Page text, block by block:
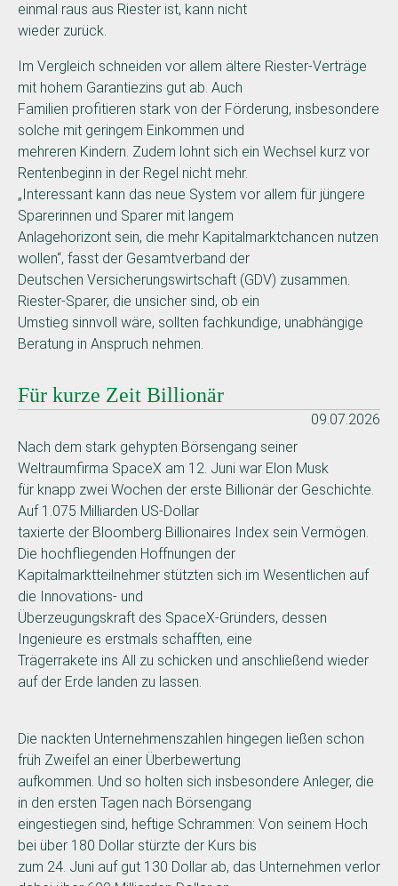
einmal raus aus Riester ist, kann nicht
wieder zurück.
Im Vergleich schneiden vor allem ältere Riester-Verträge
mit hohem Garantiezins gut ab. Auch
Familien profitieren stark von der Förderung, insbesondere
solche mit geringem Einkommen und
mehreren Kindern. Zudem lohnt sich ein Wechsel kurz vor
Rentenbeginn in der Regel nicht mehr.
„Interessant kann das neue System vor allem für jüngere
Sparerinnen und Sparer mit langem
Anlagehorizont sein, die mehr Kapitalmarktchancen nutzen
wollen“, fasst der Gesamtverband der
Deutschen Versicherungswirtschaft (GDV) zusammen.
Riester-Sparer, die unsicher sind, ob ein
Umstieg sinnvoll wäre, sollten fachkundige, unabhängige
Beratung in Anspruch nehmen.
Für kurze Zeit Billionär
09.07.2026
Nach dem stark gehypten Börsengang seiner
Weltraumfirma SpaceX am 12. Juni war Elon Musk
für knapp zwei Wochen der erste Billionär der Geschichte.
Auf 1.075 Milliarden US-Dollar
taxierte der Bloomberg Billionaires Index sein Vermögen.
Die hochfliegenden Hoffnungen der
Kapitalmarktteilnehmer stützten sich im Wesentlichen auf
die Innovations- und
Überzeugungskraft des SpaceX-Gründers, dessen
Ingenieure es erstmals schafften, eine
Trägerrakete ins All zu schicken und anschließend wieder
auf der Erde landen zu lassen.
Die nackten Unternehmenszahlen hingegen ließen schon
früh Zweifel an einer Überbewertung
aufkommen. Und so holten sich insbesondere Anleger, die
in den ersten Tagen nach Börsengang
eingestiegen sind, heftige Schrammen: Von seinem Hoch
bei über 180 Dollar stürzte der Kurs bis
zum 24. Juni auf gut 130 Dollar ab, das Unternehmen verlor